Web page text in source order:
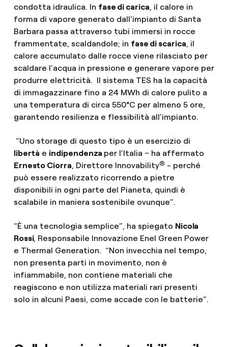
condotta idraulica. In fase di carica , il calore in
forma di vapore generato dall’impianto di Santa
Barbara passa attraverso tubi immersi in rocce
frammentate, scaldandole; in fase di scarica , il
calore accumulato dalle rocce viene rilasciato per
scaldare l’acqua in pressione e generare vapore per
produrre elettricità. Il sistema TES ha la capacità
di immagazzinare fino a 24 MWh di calore pulito a
una temperatura di circa 550°C per almeno 5 ore,
garantendo resilienza e flessibilità all’impianto.
“Uno storage di questo tipo è un esercizio di
libertà e indipendenza per l’Italia – ha affermato
Ernesto Ciorra , Direttore Innovability® - perché
può essere realizzato ricorrendo a pietre
disponibili in ogni parte del Pianeta, quindi è
scalabile in maniera sostenibile ovunque”.
“È una tecnologia semplice”, ha spiegato Nicola
Rossi, Responsabile Innovazione Enel Green Power
e Thermal Generation. “Non invecchia nel tempo,
non presenta parti in movimento, non è
infiammabile, non contiene materiali che
reagiscono e non utilizza materiali rari presenti
solo in alcuni Paesi, come accade con le batterie”.